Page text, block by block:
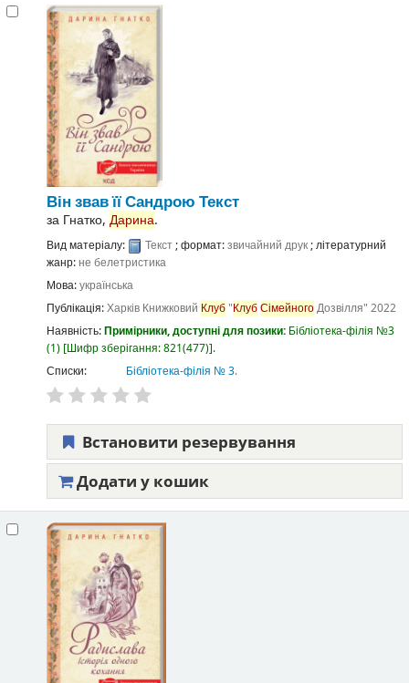
Він звав її Сандрою Текст
за Гнатко, Дарина.
Вид матеріалу: Текст; формат:звичайний друк; літературний
жанр:не белетристика
Мова:українська
Публікація:Харків Книжковий Клуб"КлубСімейногоДозвілля" 2022
Наявність:Примірники, доступні для позики: Бібліотека-філія №3
(1) Шифр зберігання:821(477) .
Списки:
Бібліотека-філія № 3.
Встановити резервування
Додати у кошик